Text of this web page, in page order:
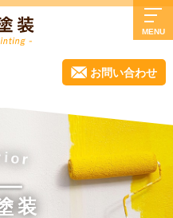
お問い合わせ
MENU
i or
装